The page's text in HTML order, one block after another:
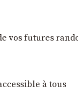
vos futures
à tous